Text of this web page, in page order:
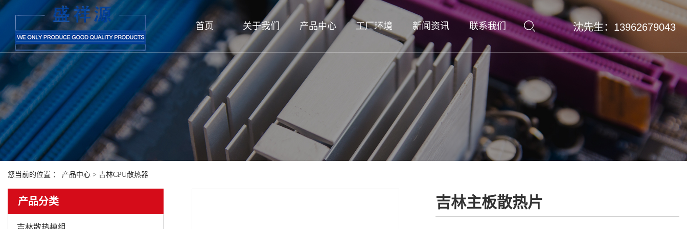
首页 关于我们 产品中心 工厂环境 新闻资讯 联系我们 沈先生：13962679043
您当前的位置 ： 产品中心 > 吉林CPU散热器
产品分类
吉林散热模组
吉林主板散热片